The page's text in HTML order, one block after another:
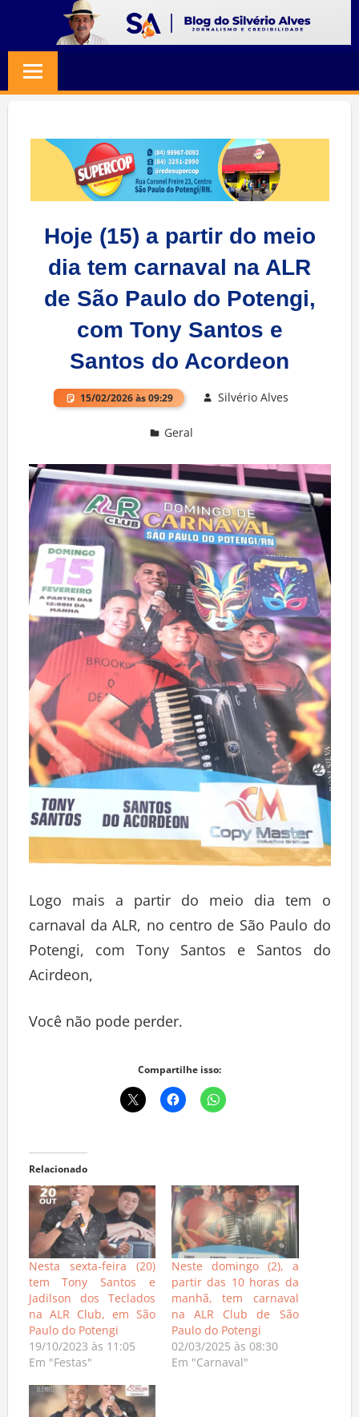
content
SILVERIO
ALVES
Jornalismo
Credibilidade
Hoje (15) a partir do meio
dia tem carnaval na ALR
de São Paulo do Potengi,
com Tony Santos e
Santos do Acordeon
15/02/2026 às 09:29 Silvério Alves
Geral
Logo mais a partir do meio dia tem o
carnaval da ALR, no centro de São Paulo do
Potengi, com Tony Santos e Santos do
Acirdeon,
Você não pode perder.
Compartilhe isso:
Relacionado
Nesta sexta-feira (20)
tem Tony Santos e
Jadilson dos Teclados
na ALR Club, em São
Paulo do Potengi
19/10/2023 às 11:05
Em "Festas"
Neste domingo (2), a
partir das 10 horas da
manhã, tem carnaval
na ALR Club de São
Paulo do Potengi
02/03/2025 às 08:30
Em "Carnaval"